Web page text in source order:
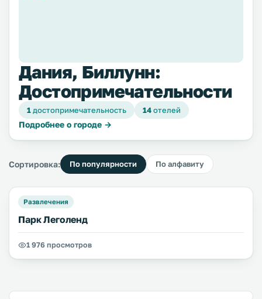
Дания, Биллунн:
Достопримечательности
1достопримечательность 14отелей
Подробнее о городе →
Сортировка: По популярности По алфавиту
Развлечения
Парк Леголенд
1 976 просмотров